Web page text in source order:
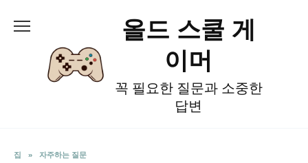
올드 스쿨 게
이머
꼭 필요한 질문과 소중한
답변
집 » 자주하는 질문